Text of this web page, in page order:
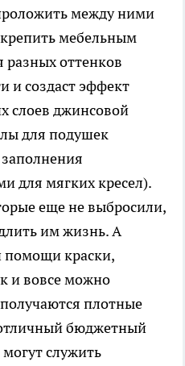
между ними
мебельным
оттенков
и создаст эффект
слоев джинсовой
для подушек
для мягких кресел).
еще не выбросили,
им жизнь. А
помощи краски,
и вовсе можно
плотные
бюджетный
служить